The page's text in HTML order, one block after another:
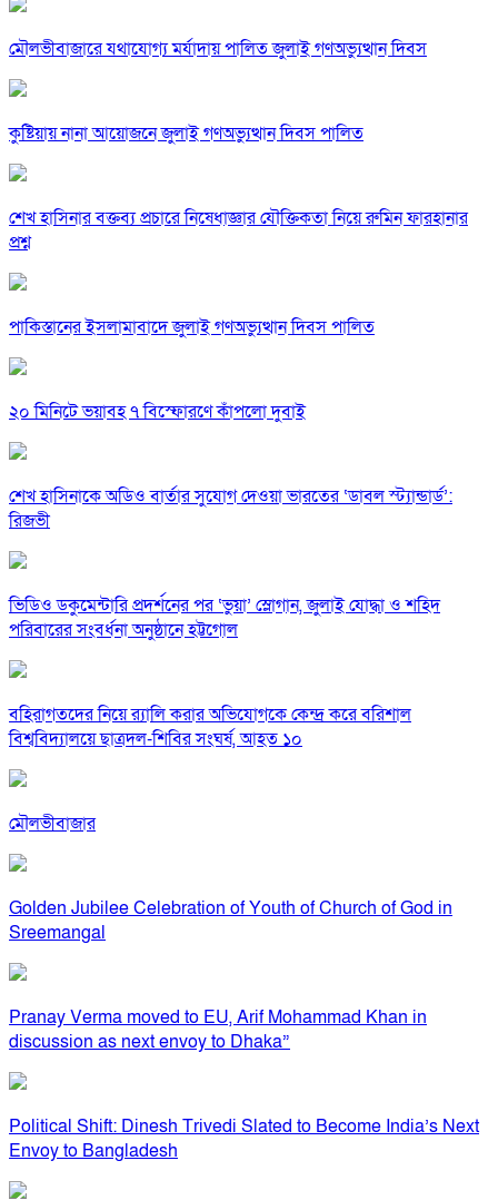
মৌলভীবাজারে যথাযোগ্য মর্যাদায় পালিত জুলাই গণঅভ্যুত্থান দিবস
কুষ্টিয়ায় নানা আয়োজনে জুলাই গণঅভ্যুত্থান দিবস পালিত
শেখ হাসিনার বক্তব্য প্রচারে নিষেধাজ্ঞার যৌক্তিকতা নিয়ে রুমিন ফারহানার
প্রশ্ন
পাকিস্তানের ইসলামাবাদে জুলাই গণঅভ্যুত্থান দিবস পালিত
২০ মিনিটে ভয়াবহ ৭ বিস্ফোরণে কাঁপলো দুবাই
শেখ হাসিনাকে অডিও বার্তার সুযোগ দেওয়া ভারতের ‘ডাবল স্ট্যান্ডার্ড’:
রিজভী
ভিডিও ডকুমেন্টারি প্রদর্শনের পর ‘ভুয়া’ স্লোগান, জুলাই যোদ্ধা ও শহিদ
পরিবারের সংবর্ধনা অনুষ্ঠানে হট্টগোল
বহিরাগতদের নিয়ে র‍্যালি করার অভিযোগকে কেন্দ্র করে বরিশাল
বিশ্ববিদ্যালয়ে ছাত্রদল-শিবির সংঘর্ষ, আহত ১০
মৌলভীবাজার
Golden Jubilee Celebration of Youth of Church of God in
Sreemangal
Pranay Verma moved to EU, Arif Mohammad Khan in
discussion as next envoy to Dhaka”
Political Shift: Dinesh Trivedi Slated to Become India’s Next
Envoy to Bangladesh